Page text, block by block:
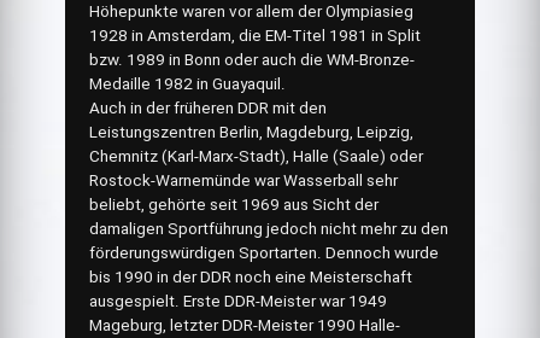
Höhepunkte waren vor allem der Olympiasieg
1928 in Amsterdam, die EM-Titel 1981 in Split
bzw. 1989 in Bonn oder auch die WM-Bronze-
Medaille 1982 in Guayaquil.
Auch in der früheren DDR mit den
Leistungszentren Berlin, Magdeburg, Leipzig,
Chemnitz (Karl-Marx-Stadt), Halle (Saale) oder
Rostock-Warnemünde war Wasserball sehr
beliebt, gehörte seit 1969 aus Sicht der
damaligen Sportführung jedoch nicht mehr zu den
förderungswürdigen Sportarten. Dennoch wurde
bis 1990 in der DDR noch eine Meisterschaft
ausgespielt. Erste DDR-Meister war 1949
Mageburg, letzter DDR-Meister 1990 Halle-